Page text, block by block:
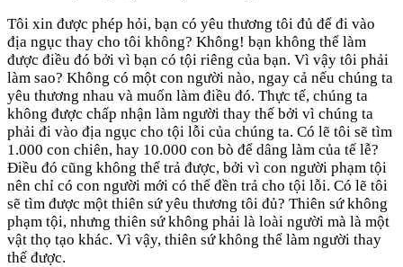
Tôi xin được phép hỏi, bạn có yêu thương tôi đủ để đi vào
địa ngục thay cho tôi không? Không! bạn không thể làm
được điều đó bởi vì bạn có tội riêng của bạn. Vì vậy tôi phải
làm sao? Không có một con người nào, ngay cả nếu chúng ta
yêu thương nhau và muốn làm điều đó. Thực tế, chúng ta
không được chấp nhận làm người thay thế bởi vì chúng ta
phải đi vào địa ngục cho tội lỗi của chúng ta. Có lẽ tôi sẽ tìm
1.000 con chiên, hay 10.000 con bò để dâng làm của tế lễ?
Điều đó cũng không thể trả được, bởi vì con người phạm tội
nên chỉ có con người mới có thể đền trả cho tội lỗi. Có lẽ tôi
sẽ tìm được một thiên sứ yêu thương tôi đủ? Thiên sứ không
phạm tội, nhưng thiên sứ không phải là loài người mà là một
vật thọ tạo khác. Vì vậy, thiên sứ không thể làm người thay
thế được.